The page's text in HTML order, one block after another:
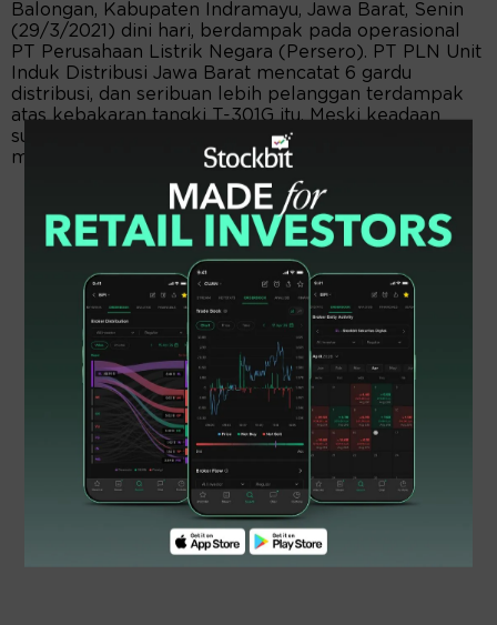
Balongan, Kabupaten Indramayu, Jawa Barat, Senin
(29/3/2021) dini hari, berdampak pada operasional
PT Perusahaan Listrik Negara (Persero). PT PLN Unit
Induk Distribusi Jawa Barat mencatat 6 gardu
distribusi, dan seribuan lebih pelanggan terdampak
atas kebakaran tangki T-301G itu. Meski keadaan
sudah terkendali, Senin pagi, tetapi petugas masih
mengatasi kebakaran itu.